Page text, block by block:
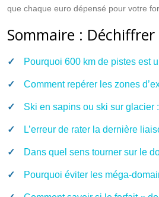
que chaque euro dépensé pour votre
Sommaire :
Pourquoi 600 km de pistes est
Comment repérer les zones
Ski en sapins ou ski sur
L’erreur de rater la dernière
Dans quel sens tourner sur le
Pourquoi éviter les méga-